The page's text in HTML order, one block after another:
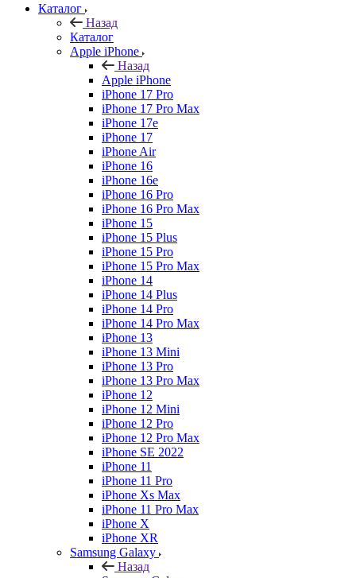
Каталог
Назад
Каталог
Apple iPhone
Назад
Apple iPhone
iPhone 17 Pro
iPhone 17 Pro Max
iPhone 17e
iPhone 17
iPhone Air
iPhone 16
iPhone 16e
iPhone 16 Pro
iPhone 16 Pro Max
iPhone 15
iPhone 15 Plus
iPhone 15 Pro
iPhone 15 Pro Max
iPhone 14
iPhone 14 Plus
iPhone 14 Pro
iPhone 14 Pro Max
iPhone 13
iPhone 13 Mini
iPhone 13 Pro
iPhone 13 Pro Max
iPhone 12
iPhone 12 Mini
iPhone 12 Pro
iPhone 12 Pro Max
iPhone SE 2022
iPhone 11
iPhone 11 Pro
iPhone Xs Max
iPhone 11 Pro Max
iPhone X
iPhone XR
Samsung Galaxy
Назад